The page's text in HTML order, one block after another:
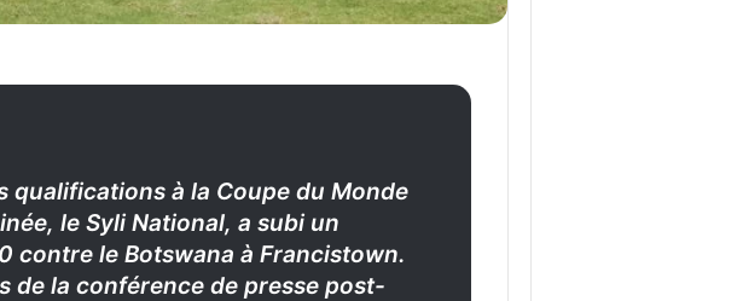
qualifications à la Coupe du Monde
le Syli National, a subi un
contre le Botswana à Francistown.
de la conférence de presse post-